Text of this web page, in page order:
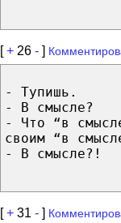
[+ 26 - ]
- Тупишь.
- В смысле?
- Что “в
своим “в
- В смысле?!
[+ 31 - ]